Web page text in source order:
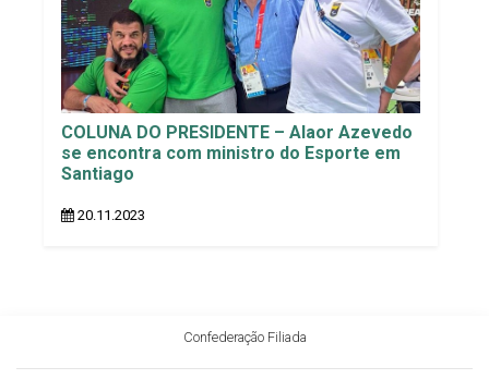
COLUNA DO PRESIDENTE – Alaor Azevedo
se encontra com ministro do Esporte em
Santiago
20.11.2023
Confederação Filiada